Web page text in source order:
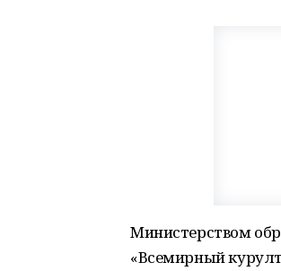
Министерством
«Всемирный